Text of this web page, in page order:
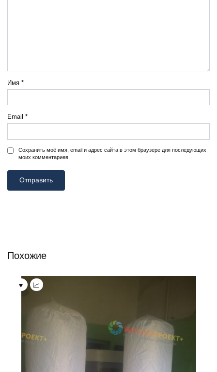
Имя *
Email *
Сохранить моё имя, email и адрес сайта в этом браузере для последующих
моих комментариев.
Похожие